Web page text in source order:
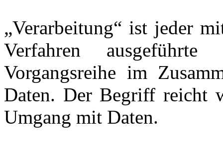
„Verarbeitung“ ist jeder
Verfahren
Vorgangsreihe im
Daten. Der Begriff reicht
Umgang mit Daten.